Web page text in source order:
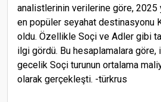
analistlerinin verilerine göre, 2025
en popüler seyahat destinasyonu
oldu. Özellikle Soçi ve Adler gibi
ilgi gördü. Bu hesaplamalara
gecelik Soçi turunun ortalama
olarak gerçekleşti. -türkrus